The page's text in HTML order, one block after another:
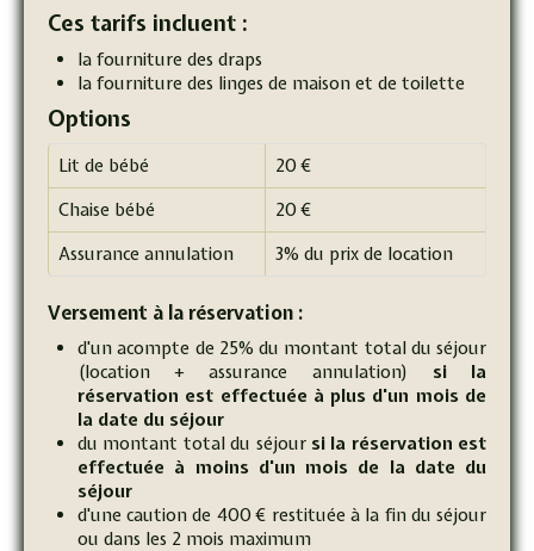
Ces tarifs incluent :
la fourniture des draps
la fourniture des linges de maison et de toilette
Options
Lit de bébé
20 €
Chaise bébé
20 €
Assurance annulation
3% du prix de location
Versement à la réservation :
d'un acompte de 25% du montant total du séjour
(location + assurance annulation) si la
réservation est effectuée à plus d'un mois de
la date du séjour
du montant total du séjour si la réservation est
effectuée à moins d'un mois de la date du
séjour
d'une caution de 400 € restituée à la fin du séjour
ou dans les 2 mois maximum